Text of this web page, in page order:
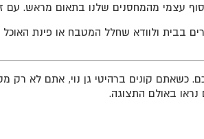
עצמי מהמחסנים שלנו בתאום מראש.
בבית ולוודא שחלל המטבח או פינת
כשאתם קונים ברהיטי גן נוי, אתם לא
באולם התצוגה.